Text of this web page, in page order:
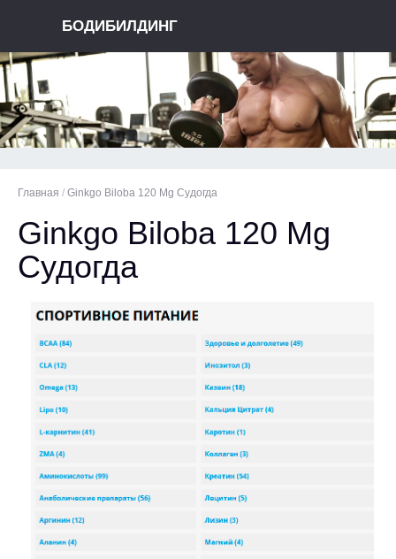
БОДИБИЛДИНГ
Главная / Ginkgo Biloba 120 Mg Судогда
Ginkgo Biloba 120 Mg
Судогда